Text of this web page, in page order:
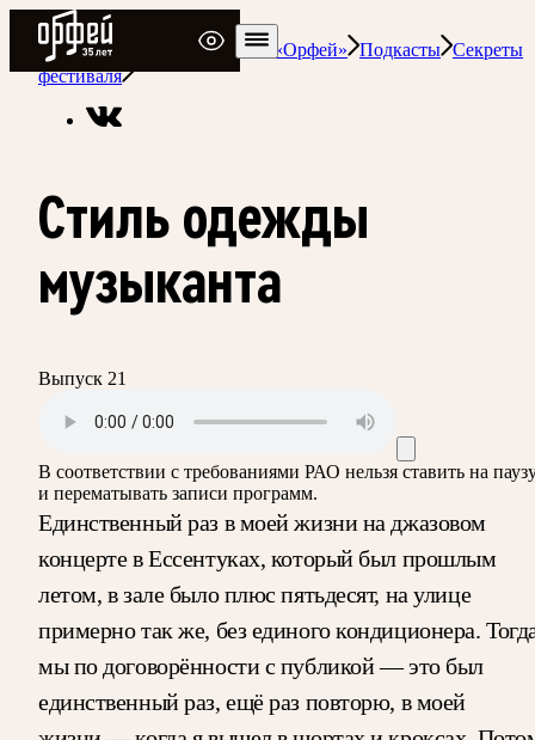
Радио Орфей
Радио классической музыки «Орфей»
Подкасты Секреты
фестиваля
Стиль одежды
музыканта
Выпуск 21
В соответствии с требованиями РАО нельзя ставить на
и перематывать записи программ.
Единственный раз в моей жизни на джазовом
концерте в Ессентуках, который был прошлым
летом, в зале было плюс пятьдесят, на улице
примерно так же, без единого кондиционера.
мы по договорённости с публикой — это был
единственный раз, ещё раз повторю, в моей